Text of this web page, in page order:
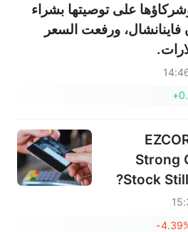
على توصيتها بشراء
ورفعت السعر
Strong
Stock
-